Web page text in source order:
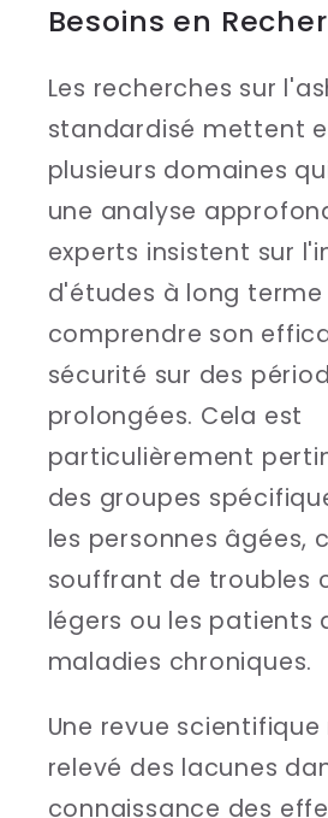
Besoins en
Les recherches sur
standardisé mettent
plusieurs domaines
une analyse
experts insistent sur
d'études à long
comprendre son
sécurité sur des
prolongées. Cela est
particulièrement
des groupes
les personnes âgées,
souffrant de troubles
légers ou les patients
maladies chroniques.
Une revue
relevé des lacunes
connaissance des